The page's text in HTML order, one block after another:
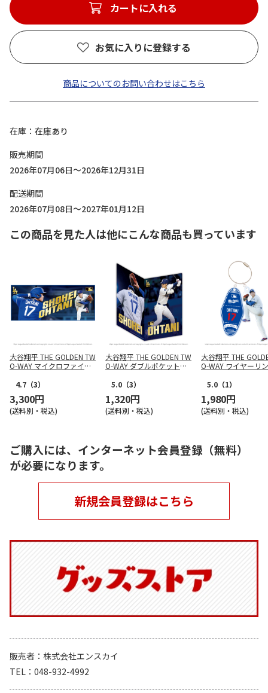
カートに入れる
お気に入りに登録する
商品についてのお問い合わせはこちら
在庫
在庫あり
販売期間
2026年07月06日～2026年12月31日
配送期間
2026年07月08日～2027年01月12日
この商品を見た人は他にこんな商品も買っています
大谷翔平 THE GOLDEN TW
O-WAY マイクロファイバ
4.7 （3）
3,300円
(送料別・税込)
大谷翔平 THE GOLDEN TW
O-WAY ダブルポケットク
5.0 （3）
1,320円
(送料別・税込)
大谷翔平 THE
O-WAY ワイヤーリ
5.0 （1）
1,980円
(送料別・税込)
ご購入には、インターネット会員登録（無料）
が必要になります。
新規会員登録はこちら
販売者
株式会社エンスカイ
TEL
048-932-4992